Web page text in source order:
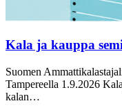
Kala ja kauppa
Suomen
Tampereella 1.9.2026
kalan…